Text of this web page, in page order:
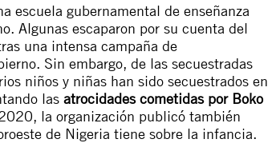
escuela gubernamental de enseñanza
Algunas escaparon por su cuenta del
una intensa campaña de
Sin embargo, de las secuestradas
niños y niñas han sido secuestrados en
las atrocidades cometidas por Boko
la organización publicó también
de Nigeria tiene sobre la infancia.